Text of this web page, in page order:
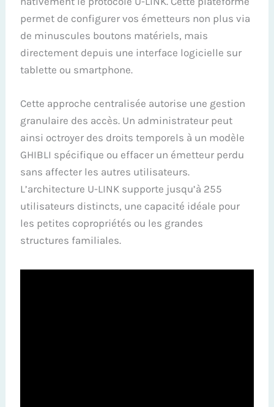
permet de configurer vos émetteurs non plus via
de minuscules boutons matériels, mais
directement depuis une interface logicielle sur
tablette ou smartphone.
Cette approche centralisée autorise une gestion
granulaire des accès. Un administrateur peut
ainsi octroyer des droits temporels à un modèle
GHIBLI spécifique ou effacer un émetteur perdu
sans affecter les autres utilisateurs.
L’architecture U-LINK supporte jusqu’à 255
utilisateurs distincts, une capacité idéale pour
les petites copropriétés ou les grandes
structures familiales.